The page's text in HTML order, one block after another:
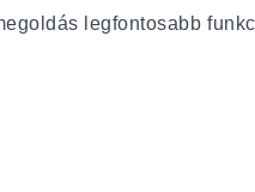
legfontosabb